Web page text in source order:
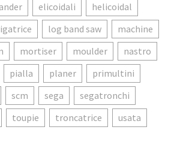
elicoidali
helicoidal
log band saw
machine
mortiser moulder
nastro
pialla planer
primultini
scm sega
segatronchi
toupie troncatrice
usata